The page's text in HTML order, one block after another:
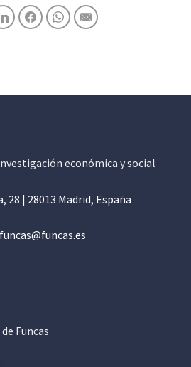
económica y social
28 | 28013 Madrid, España
funcas@funcas.es
Funcas